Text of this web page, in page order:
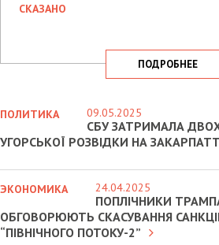
СКАЗАНО
ПОДРОБНЕЕ
ПОЛИТИКА 09.05.2025
СБУ ЗАТРИМАЛА ДВОХ
УГОРСЬКОЇ РОЗВІДКИ НА
ЭКОНОМИКА 24.04.2025
ПОПЛІЧНИКИ
ОБГОВОРЮЮТЬ СКАСУВАННЯ
“ПІВНІЧНОГО ПОТОКУ-2”